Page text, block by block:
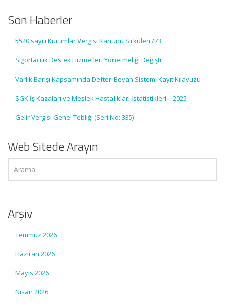
Son Haberler
5520 sayılı Kurumlar Vergisi Kanunu Sirküleri /73
Sigortacılık Destek Hizmetleri Yönetmeliği Değişti
Varlık Barışı Kapsamında Defter-Beyan Sistemi Kayıt Kılavuzu
SGK İş Kazaları ve Meslek Hastalıkları İstatistikleri – 2025
Gelir Vergisi Genel Tebliği (Seri No: 335)
Web Sitede Arayın
Arşiv
Temmuz 2026
Haziran 2026
Mayıs 2026
Nisan 2026